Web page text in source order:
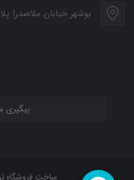
بوشهر خیابان ملاصدرا
پیگیری
ساخت فروشگاه